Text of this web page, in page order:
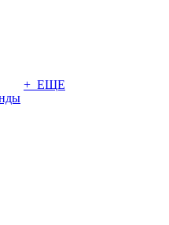
+ ЕЩЕ